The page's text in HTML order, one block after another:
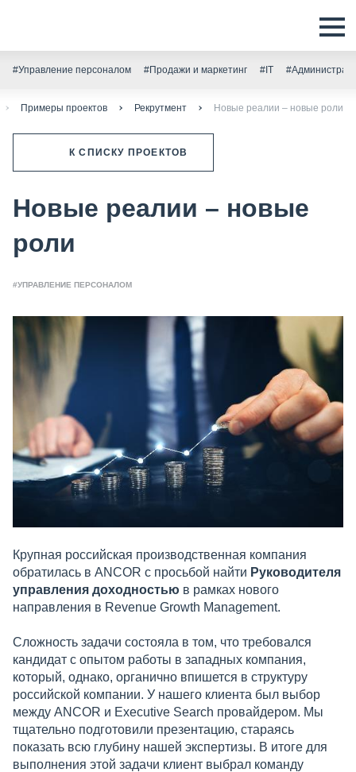
#Управление персоналом #Продажи и маркетинг #IT
Примеры проектов Рекрутмент Новые реалии – новые роли
К СПИСКУ ПРОЕКТОВ
Новые реалии – новые
роли
#УПРАВЛЕНИЕ ПЕРСОНАЛОМ
Крупная российская производственная компания
обратилась в ANCOR с просьбой найти Руководителя
управления доходностью в рамках нового
направления в Revenue Growth Management.
Сложность задачи состояла в том, что требовался
кандидат с опытом работы в западных компания,
который, однако, органично впишется в структуру
российской компании. У нашего клиента был выбор
между ANCOR и Executive Search провайдером. Мы
тщательно подготовили презентацию, стараясь
показать всю глубину нашей экспертизы. В итоге для
выполнения этой задачи клиент выбрал команду